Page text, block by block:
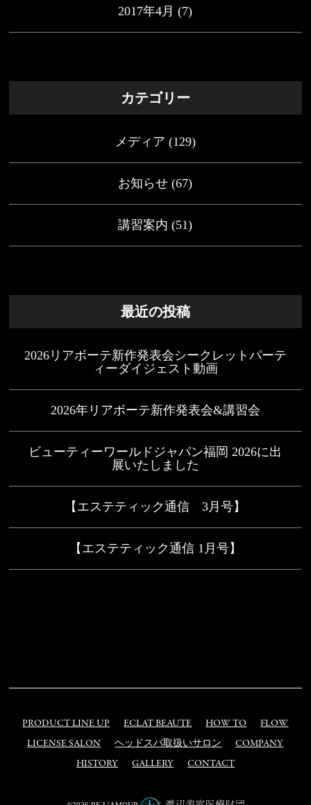
2017年4月 (7)
カテゴリー
メディア (129)
お知らせ (67)
講習案内 (51)
最近の投稿
2026リアボーテ新作発表会シークレットパーテ
ィーダイジェスト動画
2026年リアボーテ新作発表会&講習会
ビューティーワールドジャパン福岡 2026に出
展いたしました
【エステティック通信 3月号】
【エステティック通信 1月号】
PRODUCT LINE UP ECLAT BEAUTE HOW TO
FLOW
LICENSE SALON
ヘッドスパ取扱いサロン
COMPANY
HISTORY
GALLERY CONTACT